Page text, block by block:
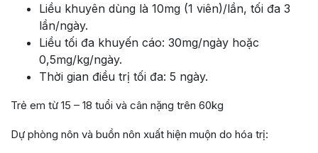
Liều khuyên dùng là 10mg (1 viên)/lần, tối đa 3
lần/ngày.
Liều tối đa khuyến cáo: 30mg/ngày hoặc
0,5mg/kg/ngày.
Thời gian điều trị tối đa: 5 ngày.
Trẻ em từ 15 – 18 tuổi và cân nặng trên 60kg
Dự phòng nôn và buồn nôn xuất hiện muộn do hóa trị: